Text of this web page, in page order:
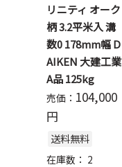
リニティ オーク
柄 3.2平米入 溝
数0 178mm幅 D
AIKEN 大建工業
A品 125kg
売価： 104,000
円
送料無料
在庫数： 2